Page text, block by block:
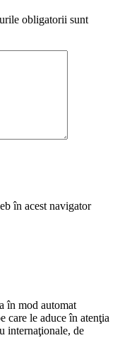
obligatorii sunt
în acest navigator
în mod automat
care le aduce în atenţia
internaţionale, de